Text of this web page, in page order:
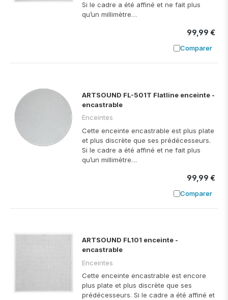
Si le cadre a été affiné et ne fait plus
qu’un millimètre…
99,99 €
Comparer
Ajouter à
ARTSOUND FL-501T Flatline enceinte -
encastrable
Enceintes
Cette enceinte encastrable est plus plate
et plus discrète que ses prédécesseurs.
Si le cadre a été affiné et ne fait plus
qu’un millimètre…
99,99 €
Comparer
Ajouter à
ARTSOUND FL101 enceinte -
encastrable
Enceintes
Cette enceinte encastrable est encore
plus plate et plus discrète que ses
prédécesseurs. Si le cadre a été affiné et